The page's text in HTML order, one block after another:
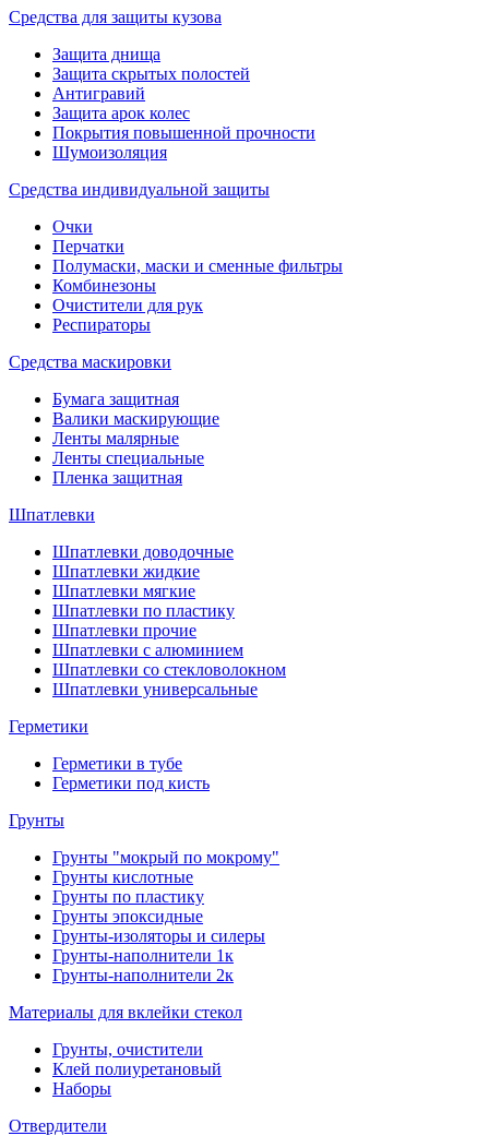
Средства для защиты кузова
Защита днища
Защита скрытых полостей
Антигравий
Защита арок колес
Покрытия повышенной прочности
Шумоизоляция
Средства индивидуальной защиты
Очки
Перчатки
Полумаски, маски и сменные фильтры
Комбинезоны
Очистители для рук
Респираторы
Средства маскировки
Бумага защитная
Валики маскирующие
Ленты малярные
Ленты специальные
Пленка защитная
Шпатлевки
Шпатлевки доводочные
Шпатлевки жидкие
Шпатлевки мягкие
Шпатлевки по пластику
Шпатлевки прочие
Шпатлевки с алюминием
Шпатлевки со стекловолокном
Шпатлевки универсальные
Герметики
Герметики в тубе
Герметики под кисть
Грунты
Грунты "мокрый по мокрому"
Грунты кислотные
Грунты по пластику
Грунты эпоксидные
Грунты-изоляторы и силеры
Грунты-наполнители 1к
Грунты-наполнители 2к
Материалы для вклейки стекол
Грунты, очистители
Клей полиуретановый
Наборы
Отвердители